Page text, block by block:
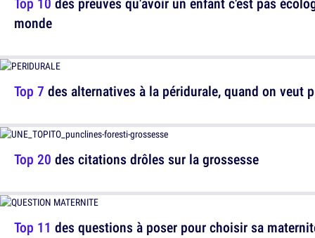
monde
Top 20 des citations drôles sur la grossesse
Top 7 des alternatives à la péridurale, quand on veut
Top 11 des questions à poser pour choisir sa